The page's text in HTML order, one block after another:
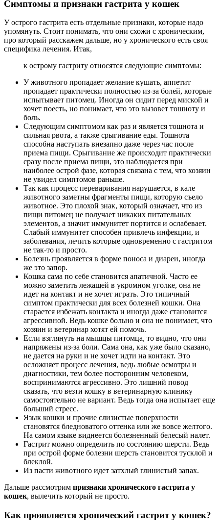
Симптомы и признаки гастрита у кошек
У острого гастрита есть отдельные признаки, которые надо
упомянуть. Стоит понимать, что они схожи с хроническим,
про который расскажем дальше, но у хронического есть своя
специфика лечения. Итак,
к острому гастриту относятся следующие симптомы:
У животного пропадает желание кушать, аппетит
пропадает практически полностью из-за болей, которые
испытывает питомец. Иногда он сидит перед миской и
хочет поесть, но понимает, что это вызовет тошноту и
боль.
Следующим симптомом как раз и является тошнота и
сильная рвота, а также срыгивание еды. Тошнота
способна наступать внезапно даже через час после
приема пищи. Срыгивание же происходит практически
сразу после приема пищи, это наблюдается при
наиболее острой фазе, которая связана с тем, что хозяин
не увидел симптомов раньше.
Так как процесс переваривания нарушается, в кале
животного заметны фрагменты пищи, которую съело
животное. Это плохой знак, который означает, что из
пищи питомец не получает никаких питательных
элементов, а значит иммунитет портится и ослабевает.
Слабый иммунитет способен привлечь инфекции, и
заболевания, лечить которые одновременно с гастритом
не так-то и просто.
Болезнь проявляется в форме поноса и диареи, иногда
же это запор.
Кошка сама по себе становится апатичной. Часто ее
можно заметить лежащей в укромном уголке, она не
идет на контакт и не хочет играть. Это типичный
симптом практически для всех болезней кошки. Она
старается избежать контакта и иногда даже становится
агрессивной. Ведь кошке больно и она не понимает, что
хозяин и ветеринар хотят ей помочь.
Если взглянуть на мышцы питомца, то видно, что они
напряжены из-за боли. Сама она, как уже было сказано,
не дается на руки и не хочет идти на контакт. Это
осложняет процесс лечения, ведь любые осмотры и
диагностики, тем более посторонним человеком,
воспринимаются агрессивно. Это лишний повод
сказать, что везти кошку в ветеринарную клинику
самостоятельно не вариант. Ведь тогда она испытает еще
больший стресс.
Язык кошки и прочие слизистые поверхности
становятся бледноватого оттенка или же вовсе желтого.
На самом языке виднеется болезненный белесый налет.
Гастрит можно определить по состоянию шерсти. Ведь
при острой форме болезни шерсть становится тусклой и
блеклой.
Из пасти животного идет затхлый глинистый запах.
Дальше рассмотрим признаки хронического гастрита у
кошек, вылечить который не просто.
Как проявляется хронический гастрит у кошек?